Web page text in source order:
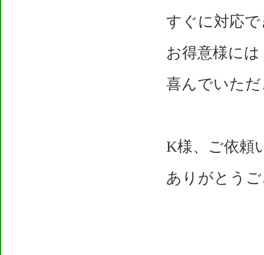
すぐに対応
お得意様には
喜んでいた
K様、ご依頼
ありがとう